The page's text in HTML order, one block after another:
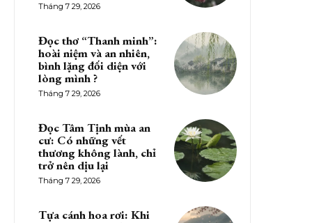
Tháng 7 29, 2026
Đọc thơ “Thanh minh”:
hoài niệm và an nhiên,
bình lặng đối diện với
lòng mình ?
Tháng 7 29, 2026
Đọc Tâm Tịnh mùa an
cư: Có những vết
thương không lành, chỉ
trở nên dịu lại
Tháng 7 29, 2026
Tựa cánh hoa rơi: Khi